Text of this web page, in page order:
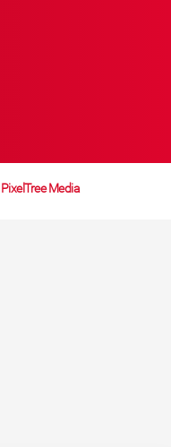
PixelTree Media